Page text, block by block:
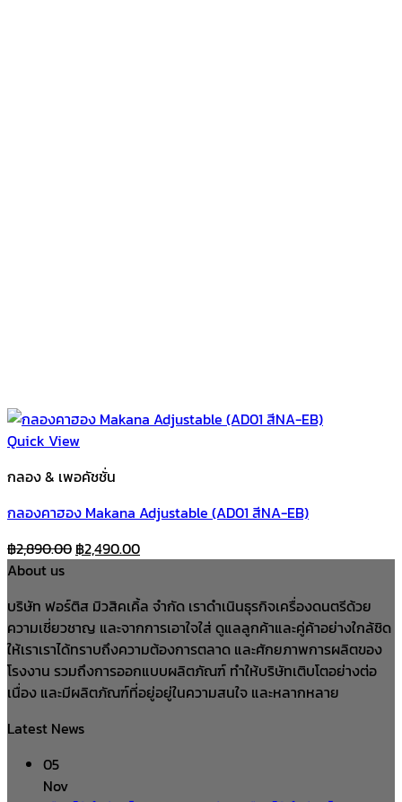
Quick View
กลอง & เพอคัชชั่น
กลองคาฮอง Makana Adjustable (AD01 สีNA-EB)
฿2,890.00 Original
฿2,890.00.
฿2,490.00Current
฿2,490.00.
About us
บริษัท ฟอร์ติส มิวสิคเคิ้ล จำกัด เราดำเนินธุรกิจเครื่องดนตรีด้วย
ความเชี่ยวชาญ และจากการเอาใจใส่ ดูแลลูกค้าและคู่ค้าอย่างใกล้ชิด
ให้เราเราได้ทราบถึงความต้องการตลาด และศักยภาพการผลิตของ
โรงงาน รวมถึงการออกแบบผลิตภัณฑ์ ทำให้บริษัทเติบโตอย่างต่อ
เนื่อง และมีผลิตภัณฑ์ที่อยู่อยู่ในความสนใจ และหลากหลาย
Latest News
05
Nov